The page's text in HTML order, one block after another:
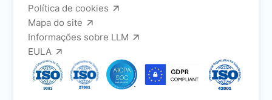
Política de cookies
Mapa do site
Informações sobre LLM
EULA